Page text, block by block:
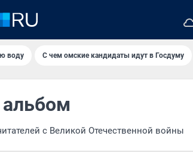
воду С чем омские кандидаты идут в Госдуму
с Великой Отечественной войны